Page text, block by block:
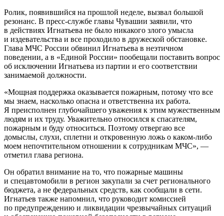
Ролик, появившийся на прошлой неделе, вызвал большой
резонанс. В пресс-службе главы Чувашии заявили, что
в действиях Игнатьева не было никакого злого умысла
и издевательства и все проходило в дружеской обстановке.
Глава МЧС России обвинил Игнатьева в неэтичном
поведении, а в «Единой России» пообещали поставить вопрос
об исключении Игнатьева из партии и его соответствии
занимаемой должности.
«Мощная поддержка оказывается пожарным, потому что все
мы знаем, насколько опасна и ответственна их работа.
Я преисполнен глубочайшего уважения к этим мужественным
людям и их труду. Уважительно относился к спасателям,
пожарным и буду относиться. Поэтому отвергаю все
домыслы, слухи, сплетни и откровенную ложь о каком-либо
моем непочтительном отношении к сотрудникам МЧС», —
отметил глава региона.
Он обратил внимание на то, что пожарные машины
и спецавтомобили в регион закупали за счет регионального
бюджета, а не федеральных средств, как сообщали в сети.
Игнатьев также напомнил, что руководит комиссией
по предупреждению и ликвидации чрезвычайных ситуаций